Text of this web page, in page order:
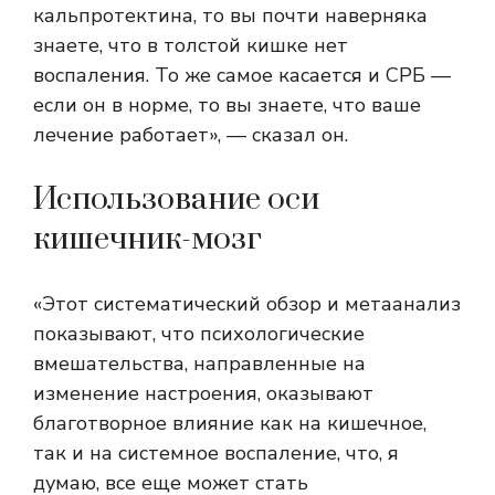
кальпротектина, то вы почти наверняка
знаете, что в толстой кишке нет
воспаления. То же самое касается и СРБ —
если он в норме, то вы знаете, что ваше
лечение работает», — сказал он.
Использование оси
кишечник-мозг
«Этот систематический обзор и метаанализ
показывают, что психологические
вмешательства, направленные на
изменение настроения, оказывают
благотворное влияние как на кишечное,
так и на системное воспаление, что, я
думаю, все еще может стать